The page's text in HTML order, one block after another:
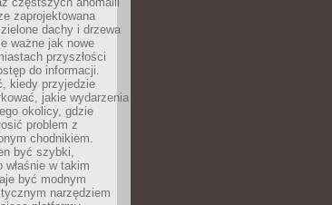
zaprojektowana
dachy i drzewa
ważne jak nowe
przyszłości
do informacji.
kiedy przyjedzie
jakie wydarzenia
okolicy, gdzie
problem z
chodnikiem.
być szybki,
właśnie w takim
być modnym
narzędziem